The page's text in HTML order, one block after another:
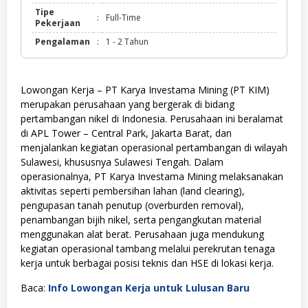
Tipe
Pekerjaan
: Full-Time
Pengalaman : 1 - 2 Tahun
Lowongan Kerja – PT Karya Investama Mining (PT KIM)
merupakan perusahaan yang bergerak di bidang
pertambangan nikel di Indonesia. Perusahaan ini beralamat
di APL Tower – Central Park, Jakarta Barat, dan
menjalankan kegiatan operasional pertambangan di wilayah
Sulawesi, khususnya Sulawesi Tengah. Dalam
operasionalnya, PT Karya Investama Mining melaksanakan
aktivitas seperti pembersihan lahan (land clearing),
pengupasan tanah penutup (overburden removal),
penambangan bijih nikel, serta pengangkutan material
menggunakan alat berat. Perusahaan juga mendukung
kegiatan operasional tambang melalui perekrutan tenaga
kerja untuk berbagai posisi teknis dan HSE di lokasi kerja.
Baca: Info Lowongan Kerja untuk Lulusan Baru